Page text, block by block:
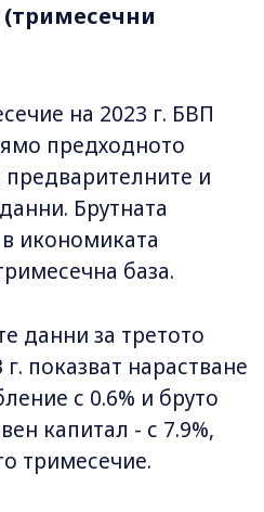
на 2023 г. БВП
предходното
и
Брутната
икономиката
база.
данни за третото
показват нарастване
с 0.6% и бруто
капитал - с 7.9%,
тримесечие.